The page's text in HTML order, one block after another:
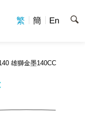
繁 簡 En
雄獅金墨140CC